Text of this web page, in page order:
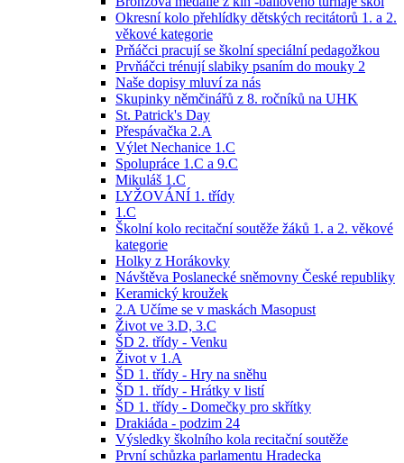
Okresní kolo přehlídky dětských recitátorů 1. a 2.
věkové kategorie
Prňáčci pracují se školní speciální pedagožkou
Prvňáčci trénují slabiky psaním do mouky 2
Naše dopisy mluví za nás
Skupinky němčinářů z 8. ročníků na UHK
St. Patrick's Day
Přespávačka 2.A
Výlet Nechanice 1.C
Spolupráce 1.C a 9.C
Mikuláš 1.C
LYŽOVÁNÍ 1. třídy
1.C
Školní kolo recitační soutěže žáků 1. a 2. věkové
kategorie
Holky z Horákovky
Návštěva Poslanecké sněmovny České republiky
Keramický kroužek
2.A Učíme se v maskách Masopust
Život ve 3.D, 3.C
ŠD 2. třídy - Venku
Život v 1.A
ŠD 1. třídy - Hry na sněhu
ŠD 1. třídy - Hrátky v listí
ŠD 1. třídy - Domečky pro skřítky
Drakiáda - podzim 24
Výsledky školního kola recitační soutěže
První schůzka parlamentu Hradecka